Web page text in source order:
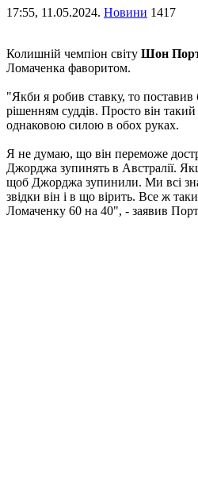
17:55, 11.05.2024. Новини 1417
Колишній чемпіон світу Шон
Ломаченка фаворитом.
"Якби я робив ставку, то
рішенням суддів. Просто він
однаковою силою в обох руках.
Я не думаю, що він переможе
Джорджа зупинять в Австралії.
щоб Джорджа зупинили. Ми всі
звідки він і в що вірить. Все ж
Ломаченку 60 на 40", - заявив